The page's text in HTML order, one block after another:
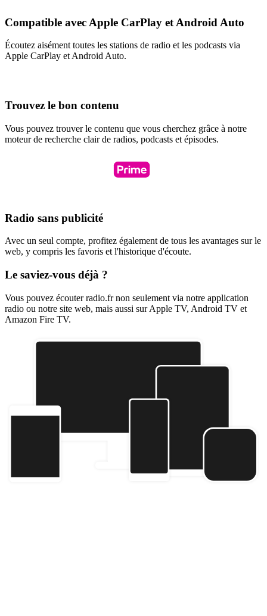
Compatible avec Apple CarPlay et Android Auto
Écoutez aisément toutes les stations de radio et les podcasts via
Apple CarPlay et Android Auto.
Trouvez le bon contenu
Vous pouvez trouver le contenu que vous cherchez grâce à notre
moteur de recherche clair de radios, podcasts et épisodes.
Radio sans publicité
Avec un seul compte, profitez également de tous les avantages sur le
web, y compris les favoris et l'historique d'écoute.
Le saviez-vous déjà ?
Vous pouvez écouter radio.fr non seulement via notre application
radio ou notre site web, mais aussi sur Apple TV, Android TV et
Amazon Fire TV.